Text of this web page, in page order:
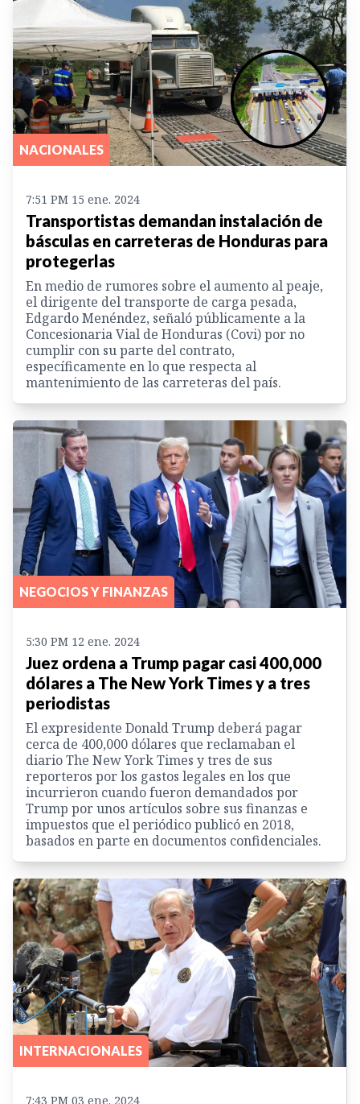
NACIONALES
7:51 PM 15 ene. 2024
Transportistas demandan instalación de
básculas en carreteras de Honduras para
protegerlas
En medio de rumores sobre el aumento al peaje,
el dirigente del transporte de carga pesada,
Edgardo Menéndez, señaló públicamente a la
Concesionaria Vial de Honduras (Covi) por no
cumplir con su parte del contrato,
específicamente en lo que respecta al
mantenimiento de las carreteras del país.
NEGOCIOS Y FINANZAS
5:30 PM 12 ene. 2024
Juez ordena a Trump pagar casi 400,000
dólares a The New York Times y a tres
periodistas
El expresidente Donald Trump deberá pagar
cerca de 400,000 dólares que reclamaban el
diario The New York Times y tres de sus
reporteros por los gastos legales en los que
incurrieron cuando fueron demandados por
Trump por unos artículos sobre sus finanzas e
impuestos que el periódico publicó en 2018,
basados en parte en documentos confidenciales.
INTERNACIONALES
7:43 PM 03 ene. 2024